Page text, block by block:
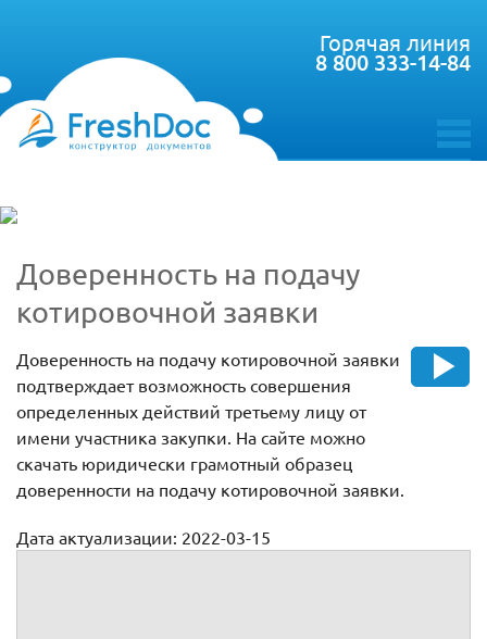
toggle
Горячая линия
8 800 333-14-84
Доверенность на подачу
котировочной заявки
Доверенность на подачу котировочной заявки
подтверждает возможность совершения
определенных действий третьему лицу от
имени участника закупки. На сайте можно
скачать юридически грамотный образец
доверенности на подачу котировочной заявки.
Дата актуализации: 2022-03-15